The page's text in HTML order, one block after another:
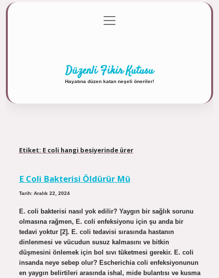
Gizlilik Politikası
menüyü
aç
Düzenli Fikir Kutusu
Hayatına düzen katan neşeli öneriler!
Etiket: E coli hangi besiyerinde ürer
E Coli Bakterisi Öldürür Mü
Tarih: Aralık 22, 2024
E. coli bakterisi nasıl yok edilir? Yaygın bir sağlık sorunu
olmasına rağmen, E. coli enfeksiyonu için şu anda bir
tedavi yoktur [2]. E. coli tedavisi sırasında hastanın
dinlenmesi ve vücudun susuz kalmasını ve bitkin
düşmesini önlemek için bol sıvı tüketmesi gerekir. E. coli
insanda neye sebep olur? Escherichia coli enfeksiyonunun
en yaygın belirtileri arasında ishal, mide bulantısı ve kusma